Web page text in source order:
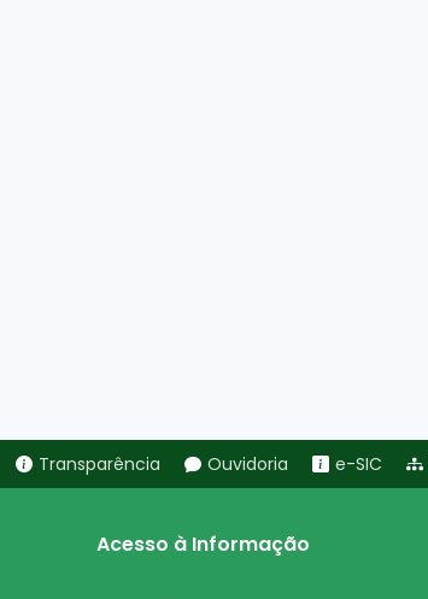
Transparência Ouvidoria e-SIC
Acesso à Informação